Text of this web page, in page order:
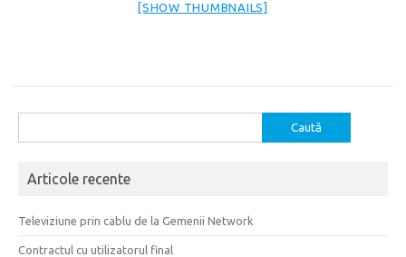
[SHOW THUMBNAILS]
după:
Articole recente
Televiziune prin cablu de la Gemenii Network
Contractul cu utilizatorul final